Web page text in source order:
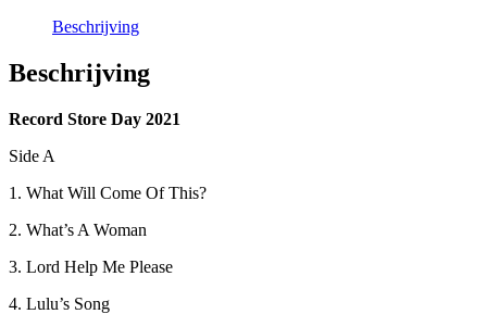
Beschrijving
Beschrijving
Record Store Day 2021
Side A
1. What Will Come Of This?
2. What’s A Woman
3. Lord Help Me Please
4. Lulu’s Song